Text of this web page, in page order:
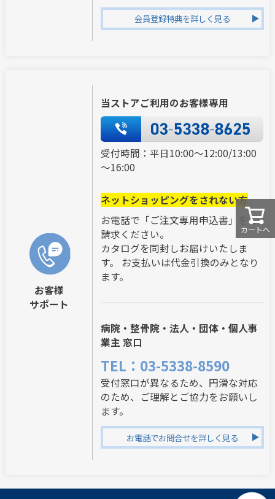
カートへ
会員登録特典を詳しく見る
お客様
サポート
当ストアご利用のお客様専用
受付時間：平日10:00～12:00/13:00
～16:00
ネットショッピングをされない方
お電話で「ご注文専用申込書」をご
請求ください。
カタログを同封しお届けいたしま
す。 お支払いは代金引換のみとなり
ます。
病院・整骨院・法人・団体・個人事
業主 窓口
TEL：03-5338-8590
受付窓口が異なるため、円滑な対応
のため、ご理解とご協力をお願いし
ます。
お電話でお問合せを詳しく見る